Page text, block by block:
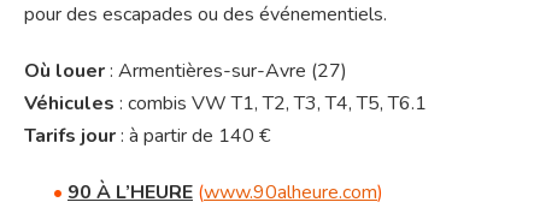
pour des escapades ou des événementiels.
Où louer: Armentières-sur-Avre (27)
Véhicules : combis VW T1, T2, T3, T4, T5, T6.1
Tarifs jour: à partir de 140 €
• 90 À L’HEURE (www.90alheure.com)